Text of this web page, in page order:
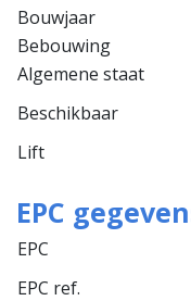
Bouwjaar
Bebouwing
Algemene staat
Beschikbaar
Lift
EPC
EPC
EPC ref.